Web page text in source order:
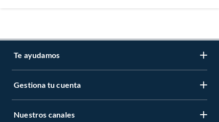
Te ayudamos
LIbro de reclamaciones
Gestiona tu cuenta
Mi cuenta
Nuestros canales